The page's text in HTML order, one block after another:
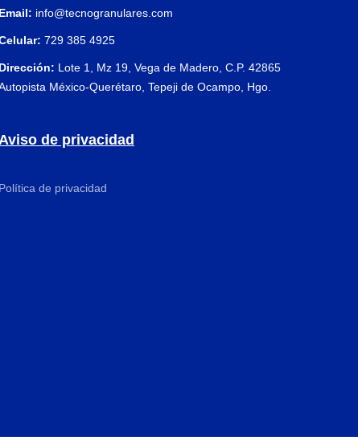
Email: info@tecnogranulares.com
729 385 4925
Dirección: Lote 1, Mz 19, Vega de Madero, C.P. 42865
México-Querétaro, Tepeji de Ocampo, Hgo.
Aviso de privacidad
Política de privacidad